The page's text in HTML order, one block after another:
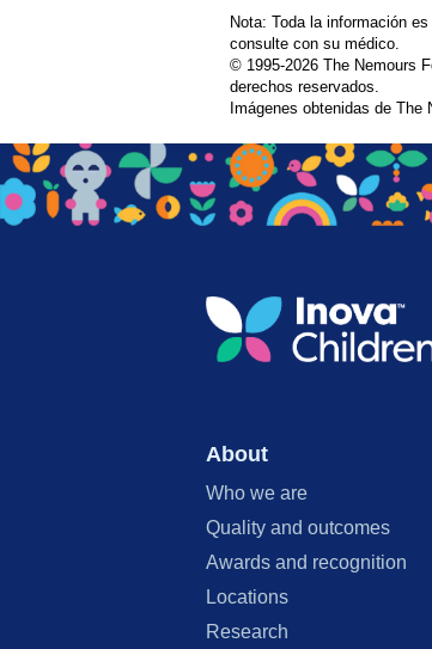
Nota: Toda la información
consulte con su médico.
© 1995-2026 The Nemours
derechos reservados.
Imágenes obtenidas de
About
Who we are
Quality and outcomes
Awards and recognition
Locations
Research